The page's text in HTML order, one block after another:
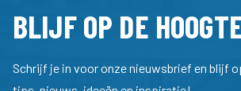
BLIJF OP DE
Schrijf je in voor onze nieuwsbrief en blijf